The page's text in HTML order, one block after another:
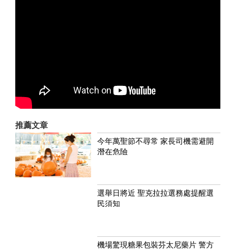
推薦文章
今年萬聖節不尋常 家長司機需避開
潛在危險
選舉日將近 聖克拉拉選務處提醒選
民須知
機場驚現糖果包裝芬太尼藥片 警方